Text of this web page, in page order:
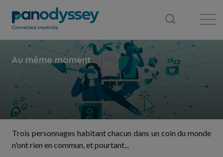
Trois personnages habitant chacun dans un coin du monde
n'ont rien en commun, et pourtant...